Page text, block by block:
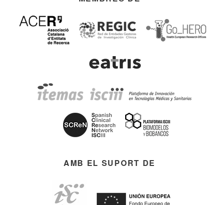
AMB EL SUPORT DE